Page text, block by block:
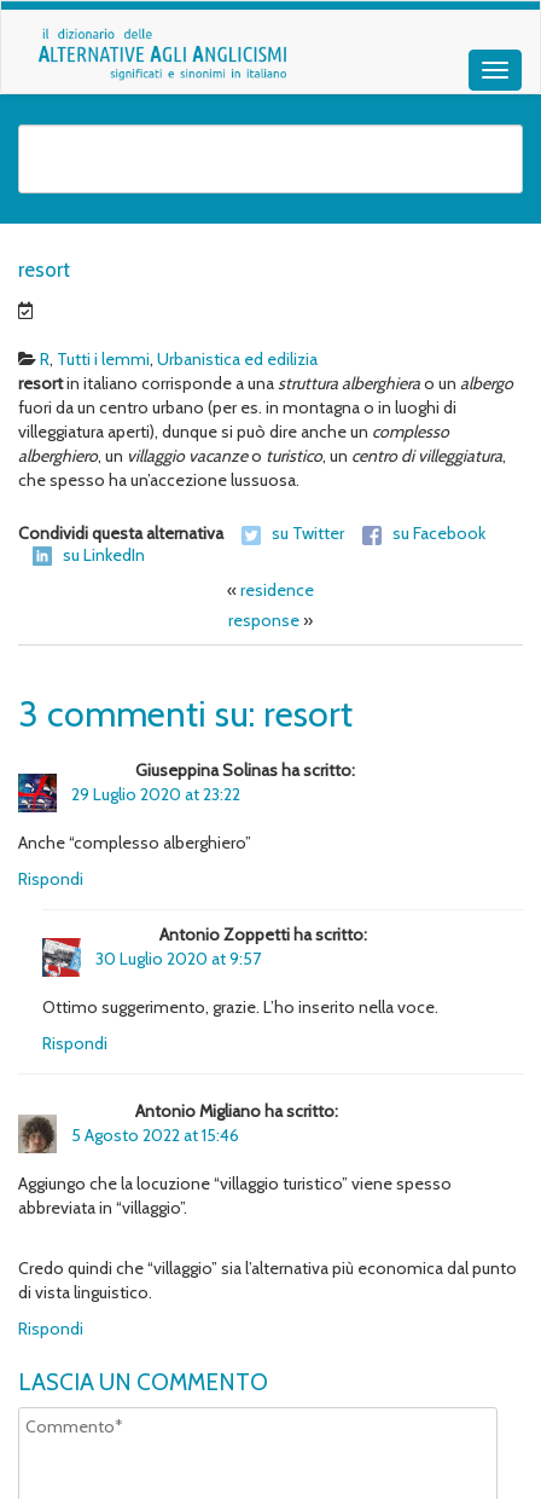
resort
R, Tutti i lemmi, Urbanistica ed edilizia
resortin italiano corrisponde a unastruttura alberghierao un albergo
fuori da un centro urbano (per es. in montagna o in luoghi di
villeggiatura aperti), dunque si può dire anche un complesso
alberghiero, un villaggio vacanzeo turistico, un centro di villeggiatura,
che spesso ha un’accezione lussuosa.
Condividi questa alternativa su Twitter
su Facebook
su LinkedIn
«residence
response»
3 commenti su: resort
Giuseppina Solinas ha scritto:
29 Luglio 2020 at 23:22
Anche “complesso alberghiero”
Rispondi
Antonio Zoppetti ha scritto:
30 Luglio 2020 at 9:57
Ottimo suggerimento, grazie. L’ho inserito nella voce.
Rispondi
Antonio Migliano ha scritto:
5 Agosto 2022 at 15:46
Aggiungo che la locuzione “villaggio turistico” viene spesso
abbreviata in “villaggio”.
Credo quindi che “villaggio” sia l’alternativa più economica dal punto
di vista linguistico.
Rispondi
LASCIA UN COMMENTO